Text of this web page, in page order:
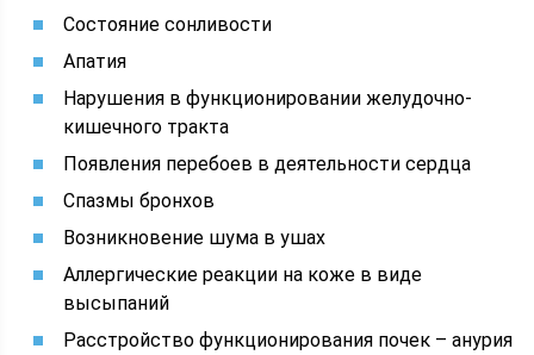
Состояние сонливости
Апатия
Нарушения в функционировании желудочно-
кишечного тракта
Появления перебоев в деятельности сердца
Спазмы бронхов
Возникновение шума в ушах
Аллергические реакции на коже в виде
высыпаний
Расстройство функционирования почек – анурия